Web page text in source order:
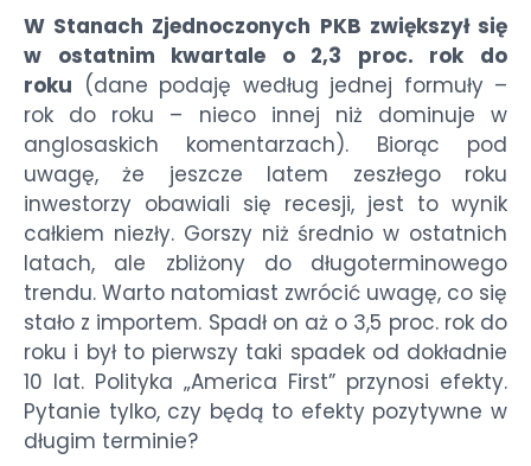
W Stanach Zjednoczonych PKB zwiększył się
w ostatnim kwartale o 2,3 proc. rok do
roku (dane podaję według jednej formuły –
rok do roku – nieco innej niż dominuje w
anglosaskich komentarzach). Biorąc pod
uwagę, że jeszcze latem zeszłego roku
inwestorzy obawiali się recesji, jest to wynik
całkiem niezły. Gorszy niż średnio w ostatnich
latach, ale zbliżony do długoterminowego
trendu. Warto natomiast zwrócić uwagę, co się
stało z importem. Spadł on aż o 3,5 proc. rok do
roku i był to pierwszy taki spadek od dokładnie
10 lat. Polityka „America First” przynosi efekty.
Pytanie tylko, czy będą to efekty pozytywne w
długim terminie?